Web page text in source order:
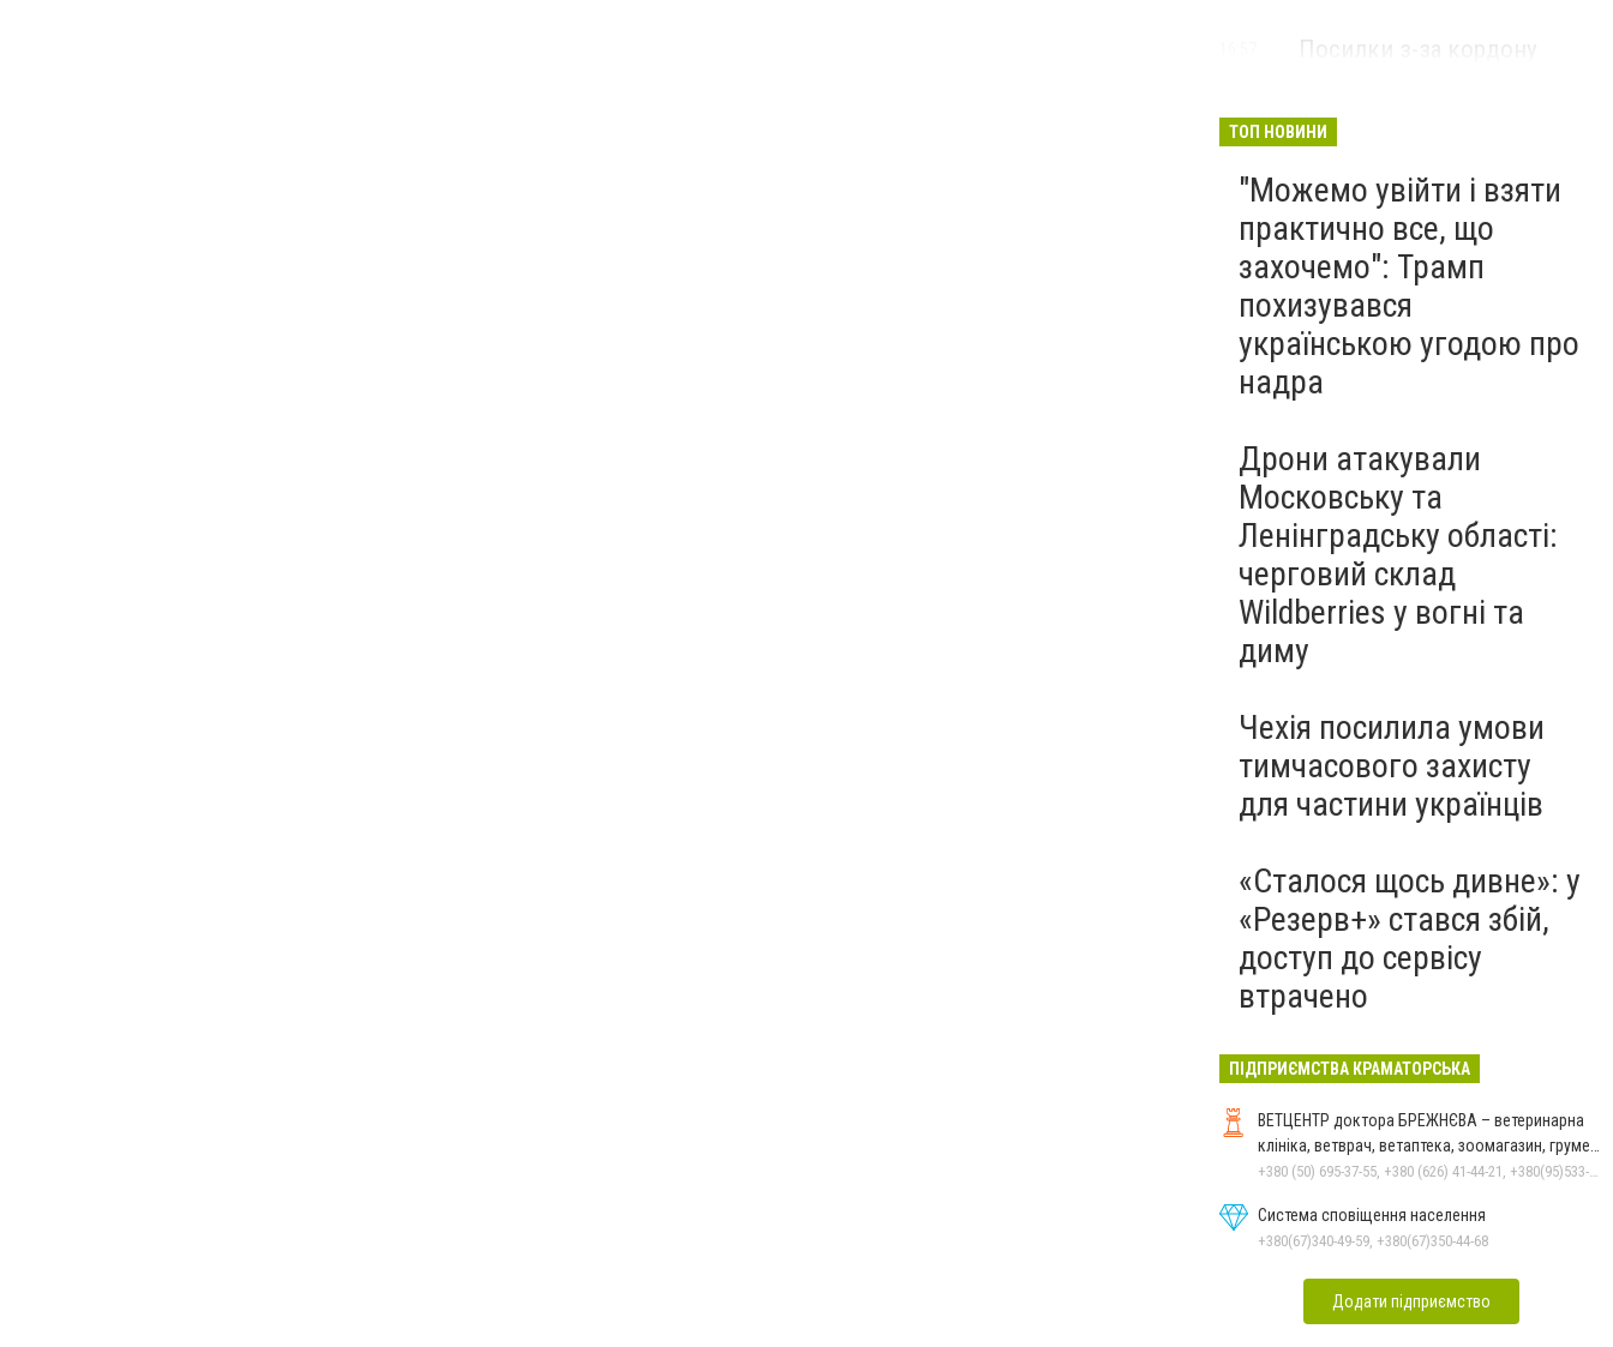
Посилки з-за кордону
правила
ТОП НОВИНИ
"Можемо увійти і взяти
практично все, що
захочемо": Трамп
похизувався
українською угодою про
надра
Дрони атакували
Московську та
Ленінградську області:
черговий склад
Wildberries у вогні та
диму
Чехія посилила умови
тимчасового захисту
для частини українців
«Сталося щось дивне»: у
«Резерв+» стався збій,
доступ до сервісу
втрачено
ПІДПРИЄМСТВА КРАМАТОРСЬКА
ВЕТЦЕНТР доктора БРЕЖНЄВА – ветеринарна
клініка, ветврач, ветаптека, зоомагазин, грумер,
стрижки.
+380 (50) 695-37-55, +380 (626) 41-44-21, +380(95)533-90-03
Система сповіщення населення
+380(67)340-49-59, +380(67)350-44-68
Додати підприємство